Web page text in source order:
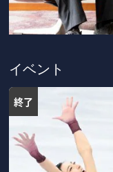
イベント
終了